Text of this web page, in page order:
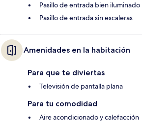
Pasillo de entrada bien iluminado
Pasillo de entrada sin escaleras
Amenidades en la habitación
Para que te diviertas
Televisión de pantalla plana
Para tu comodidad
Aire acondicionado y calefacción